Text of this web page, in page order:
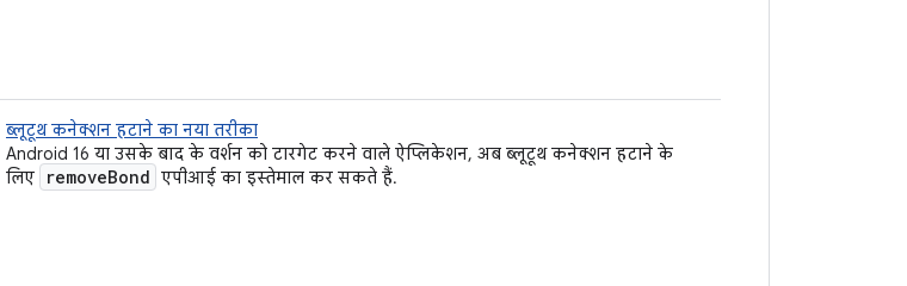
ब्लूटूथ कनेक्शन हटाने का नया तरीका
Android 16 या उसके बाद के वर्शन को टारगेट करने वाले ऐप्लिकेशन, अब ब्लूटूथ कनेक्शन हटाने के
लिए
removeBond एपीआई का इस्तेमाल कर सकते हैं.